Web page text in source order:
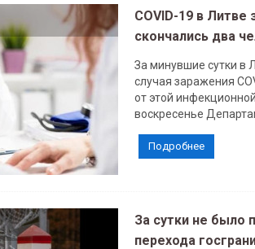
COVID-19 в Литве
скончались два
За минувшие сутки в
случая заражения
от этой
воскресенье
Подробнее
За сутки не было
перехода